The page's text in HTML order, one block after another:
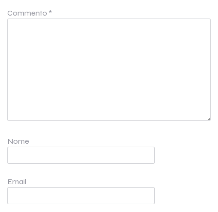
Commento *
Nome
Email